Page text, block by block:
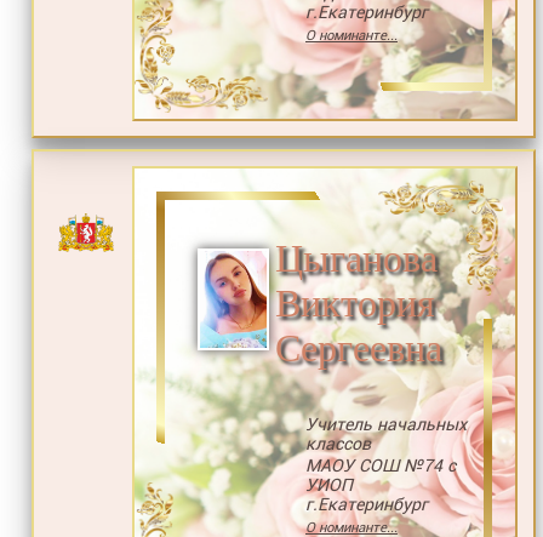
г.Екатеринбург
О номинанте...
Цыганова
Виктория
Сергеевна
Учитель начальных
классов
МАОУ СОШ №74 с
УИОП
г.Екатеринбург
О номинанте...